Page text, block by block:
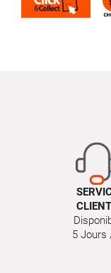
5 Jours